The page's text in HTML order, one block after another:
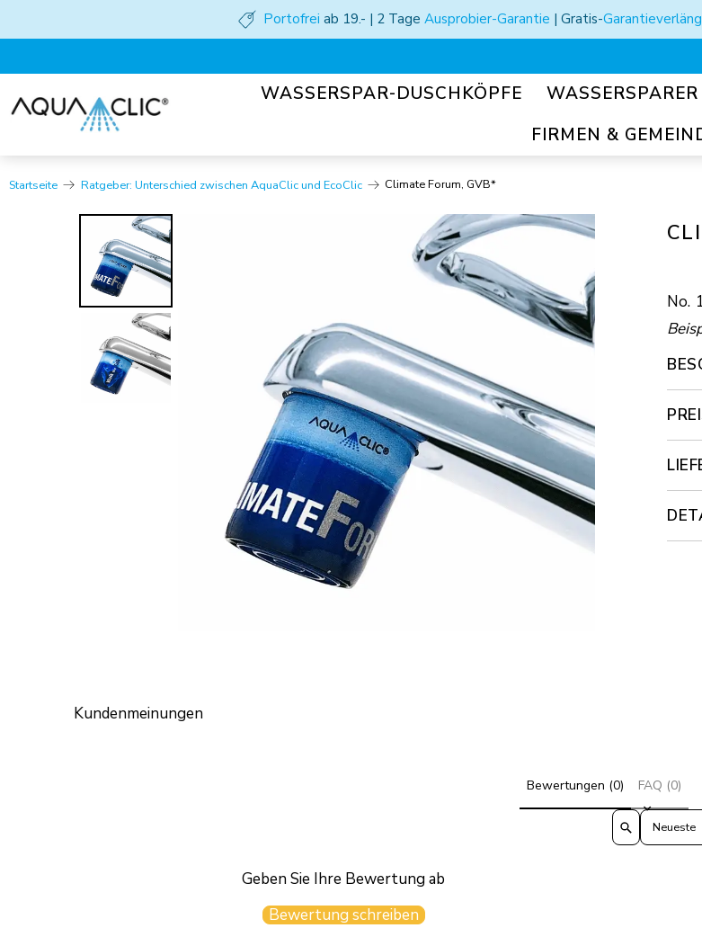
Portofrei ab 19.- | 2 TageAusprobier-Garantie | Gratis-
WASSERSPAR-DUSCHKÖPFE
FIRMEN &
Startseite Ratgeber: Unterschied zwischen AquaClic und EcoClic Climate Forum, GVB*
Kundenmeinungen
Bewertungen (0) FAQ (0)
Sort reviews
Geben Sie Ihre Bewertung ab
Bewertung schreiben